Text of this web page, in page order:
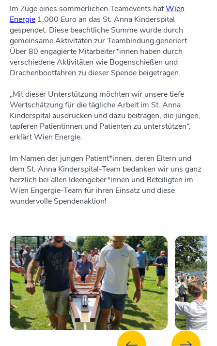
Im Zuge eines sommerlichen Teamevents hatWien
Energie 1.000 Euro an das St. Anna Kinderspital
gespendet. Diese beachtliche Summe wurde durch
gemeinsame Aktivitäten zur Teambindung generiert.
Über 80 engagierte Mitarbeiter*innen haben durch
verschiedene Aktivitäten wie Bogenschießen und
Drachenbootfahren zu dieser Spende beigetragen.
„Mit dieser Unterstützung möchten wir unsere tiefe
Wertschätzung für die tägliche Arbeit im St. Anna
Kinderspital ausdrücken und dazu beitragen, die jungen,
tapferen Patientinnen und Patienten zu unterstützen“,
erklärt Wien Energie.
Im Namen der jungen Patient*innen, deren Eltern und
dem St. Anna Kinderspital-Team bedanken wir uns ganz
herzlich bei allen Ideengeber*innen und Beteiligten im
Wien Engergie-Team für ihren Einsatz und diese
wundervolle Spendenaktion!